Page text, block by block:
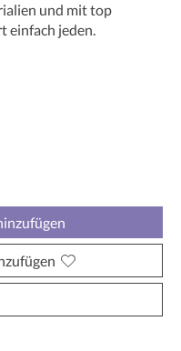
und mit top
einfach jeden.